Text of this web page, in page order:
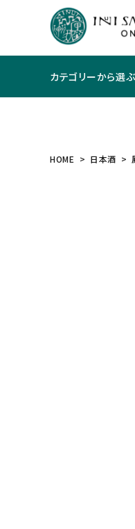
カテゴリーから選ぶ
HOME
日本酒